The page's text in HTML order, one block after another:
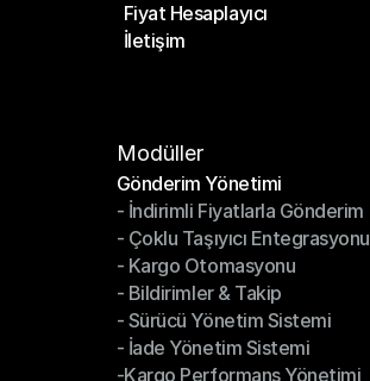
Planlar
Fiyat Hesaplayıcı
Fiyat Hesaplayıcı
İletişim
Modüller
Gönderim Yönetimi
Gönderim Yönetimi
- İndirimli Fiyatlarla Gönderim
- İndirimli Fiyatlarla Gönderim
- Çoklu Taşıyıcı Entegrasyonu
- Çoklu Taşıyıcı Entegrasyonu
- Kargo Otomasyonu
- Kargo Otomasyonu
- Bildirimler & Takip
- Bildirimler & Takip
- Sürücü Yönetim Sistemi
- Sürücü Yönetim Sistemi
- İade Yönetim Sistemi
- İade Yönetim Sistemi
-Kargo Performans Yönetimi